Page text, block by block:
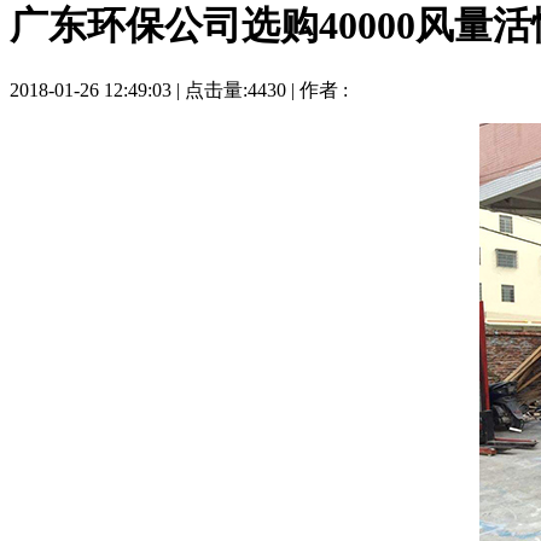
广东环保公司选购40000风量
2018-01-26 12:49:03 | 点击量:4430 | 作者 :